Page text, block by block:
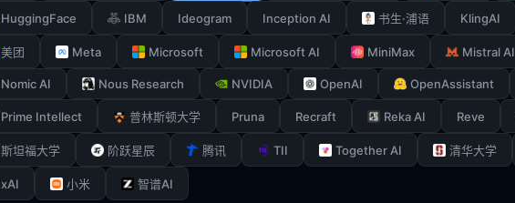
HuggingFace IBM Ideogram Inception AI 书生·浦语 KlingAI
美团 Meta Microsoft Microsoft AI MiniMax Mistral AI
Nomic AI Nous Research NVIDIA OpenAI OpenAssistant
Prime Intellect 普林斯顿大学 Pruna Recraft Reka AI Reve
斯坦福大学 阶跃星辰 腾讯 TII Together AI 清华大学
xAI 小米 智谱AI